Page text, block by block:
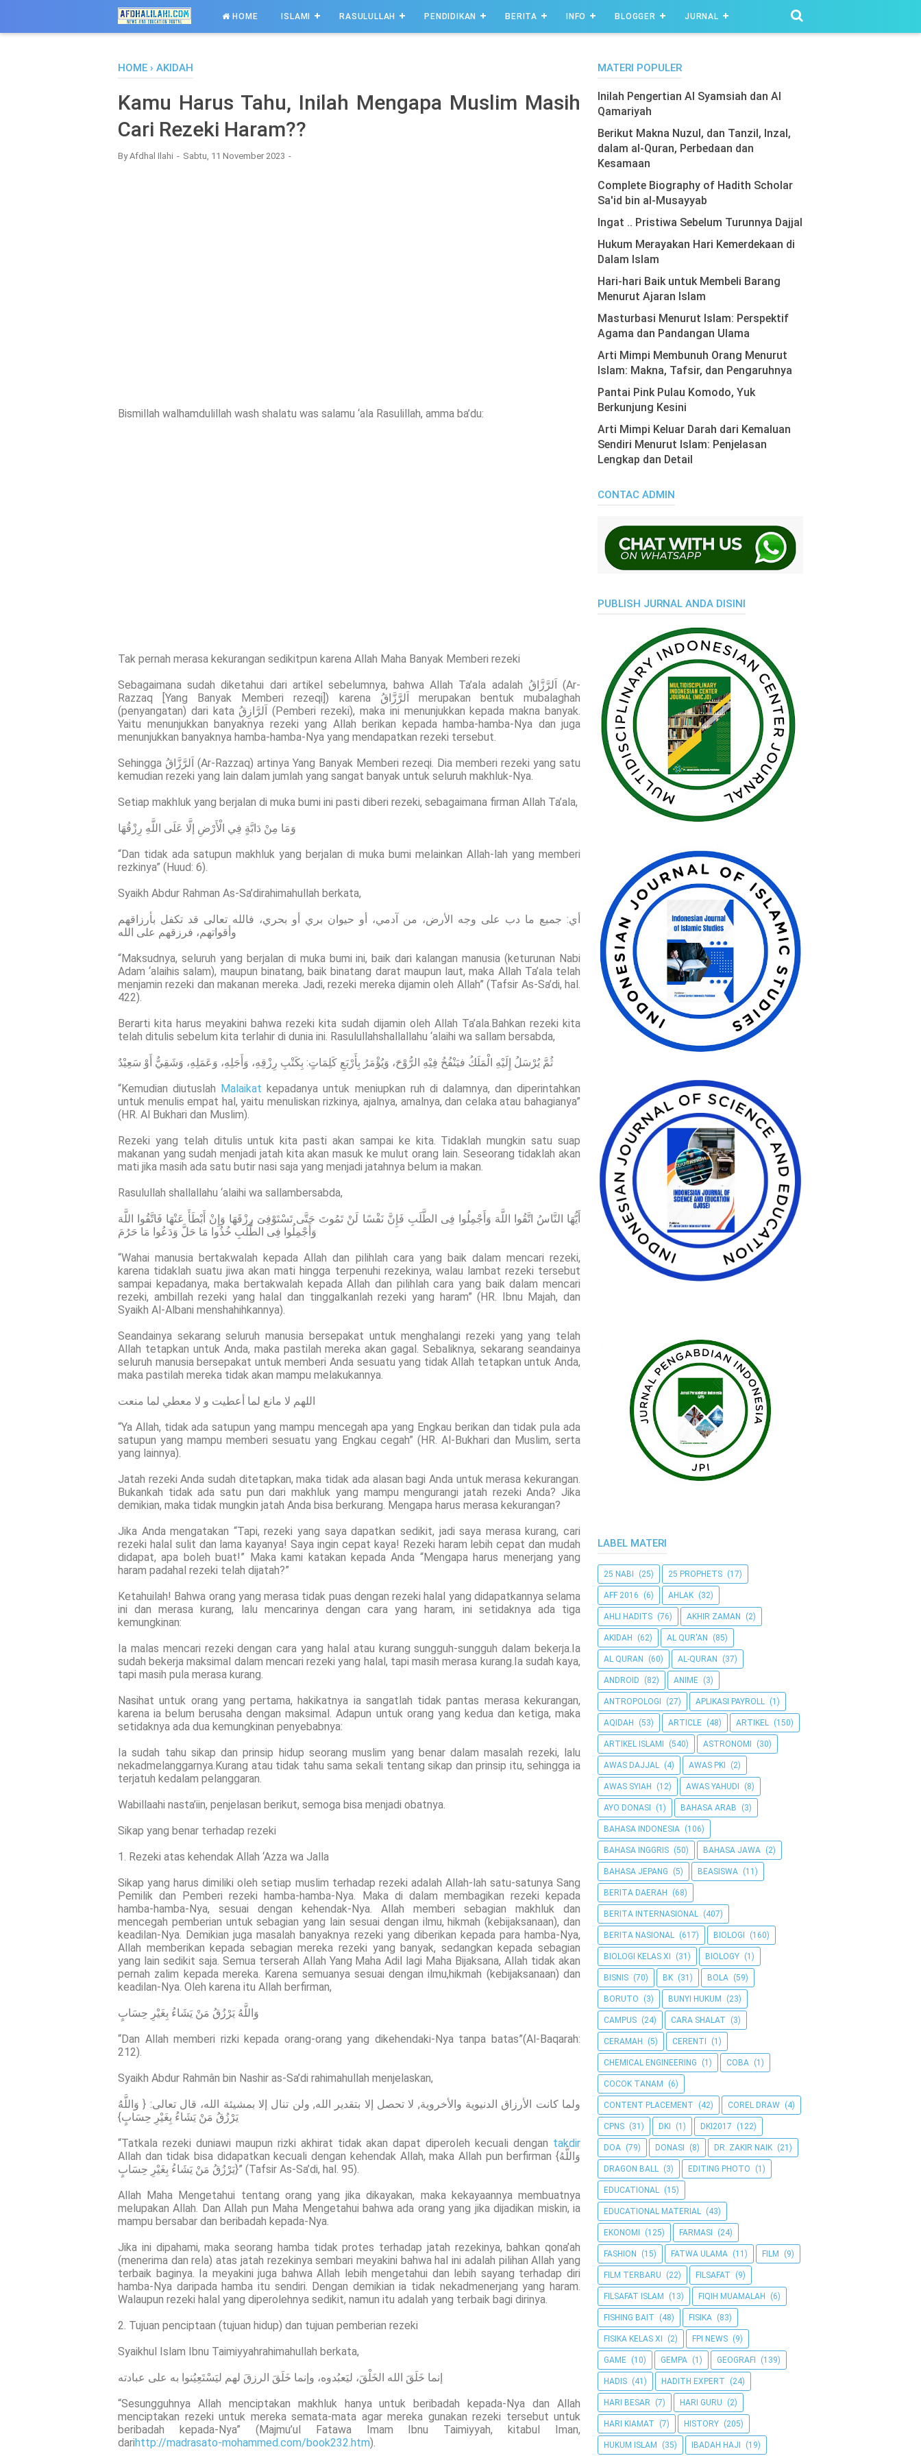
HOME ISLAMI RASULULLAH PENDIDIKAN BERITA INFO BLOGGER JURNAL
HOME › AKIDAH
Kamu Harus Tahu, Inilah Mengapa Muslim Masih
Cari Rezeki Haram??
ByAfdhal Ilahi Sabtu, 11 November 2023
Bismillah walhamdulillah wash shalatu was salamu ‘ala Rasulillah, amma ba’du:
Tak pernah merasa kekurangan sedikitpun karena Allah Maha Banyak Memberi rezeki
Sebagaimana sudah diketahui dari artikel sebelumnya, bahwa Allah Ta’ala adalah اَلرَّزَّاقُ (Ar-
Razzaq [Yang Banyak Memberi rezeqi]) karena اَلرَّزَّاقُ merupakan bentuk mubalaghah
(penyangatan) dari kata اَلرَّازِقُ (Pemberi rezeki), maka ini menunjukkan kepada makna banyak.
Yaitu menunjukkan banyaknya rezeki yang Allah berikan kepada hamba-hamba-Nya dan juga
menunjukkan banyaknya hamba-hamba-Nya yang mendapatkan rezeki tersebut.
Sehingga اَلرَّزَّاقُ (Ar-Razzaq) artinya Yang Banyak Memberi rezeqi. Dia memberi rezeki yang satu
kemudian rezeki yang lain dalam jumlah yang sangat banyak untuk seluruh makhluk-Nya.
Setiap makhluk yang berjalan di muka bumi ini pasti diberi rezeki, sebagaimana firman Allah Ta’ala,
وَمَا مِنْ دَابَّةٍ فِي الْأَرْضِ إلَّا عَلَى اللَّهِ رِزْقُهَا
“Dan tidak ada satupun makhluk yang berjalan di muka bumi melainkan Allah-lah yang memberi
rezkinya” (Huud: 6).
Syaikh Abdur Rahman As-Sa’dirahimahullah berkata,
أي: جميع ما دب على وجه الأرض، من آدمي، أو حيوان بري أو بحري، فالله تعالى قد تكفل بأرزاقهم
وأقواتهم، فرزقهم على الله
“Maksudnya, seluruh yang berjalan di muka bumi ini, baik dari kalangan manusia (keturunan Nabi
Adam ‘alaihis salam), maupun binatang, baik binatang darat maupun laut, maka Allah Ta’ala telah
menjamin rezeki dan makanan mereka. Jadi, rezeki mereka dijamin oleh Allah” (Tafsir As-Sa’di, hal.
422).
Berarti kita harus meyakini bahwa rezeki kita sudah dijamin oleh Allah Ta’ala.Bahkan rezeki kita
telah ditulis sebelum kita terlahir di dunia ini. Rasulullahshallallahu ‘alaihi wa sallam bersabda,
ثُمَّ يُرْسَلُ إِلَيْهِ الْمَلَكُ فيَنْفُخُ فِيْهِ الرُّوْحَ، وَيُؤْمَرُ بِأَرْبَعِ كَلِمَاتٍ: بِكَتْبِ رِزْقِهِ، وَأَجَلِهِ، وَعَمَلِهِ، وَشَقِيٌّ أَوْ سَعِيْدٌ
“Kemudian diutuslah Malaikat kepadanya untuk meniupkan ruh di dalamnya, dan diperintahkan
untuk menulis empat hal, yaitu menuliskan rizkinya, ajalnya, amalnya, dan celaka atau bahagianya”
(HR. Al Bukhari dan Muslim).
Rezeki yang telah ditulis untuk kita pasti akan sampai ke kita. Tidaklah mungkin satu suap
makanan yang sudah menjadi jatah kita akan masuk ke mulut orang lain. Seseorang tidaklah akan
mati jika masih ada satu butir nasi saja yang menjadi jatahnya belum ia makan.
Rasulullah shallallahu ‘alaihi wa sallambersabda,
أَيُّهَا النَّاسُ اتَّقُوا اللَّهَ وَأَجْمِلُوا فِى الطَّلَبِ فَإِنَّ نَفْسًا لَنْ تَمُوتَ حَتَّى تَسْتَوْفِىَ رِزْقَهَا وَإِنْ أَبْطَأَ عَنْهَا فَاتَّقُوا اللَّهَ
وَأَجْمِلُوا فِى الطَّلَبِ خُذُوا مَا حَلَّ وَدَعُوا مَا حَرُمَ
“Wahai manusia bertakwalah kepada Allah dan pilihlah cara yang baik dalam mencari rezeki,
karena tidaklah suatu jiwa akan mati hingga terpenuhi rezekinya, walau lambat rezeki tersebut
sampai kepadanya, maka bertakwalah kepada Allah dan pilihlah cara yang baik dalam mencari
rezeki, ambillah rezeki yang halal dan tinggalkanlah rezeki yang haram” (HR. Ibnu Majah, dan
Syaikh Al-Albani menshahihkannya).
Seandainya sekarang seluruh manusia bersepakat untuk menghalangi rezeki yang yang telah
Allah tetapkan untuk Anda, maka pastilah mereka akan gagal. Sebaliknya, sekarang seandainya
seluruh manusia bersepakat untuk memberi Anda sesuatu yang tidak Allah tetapkan untuk Anda,
maka pastilah mereka tidak akan mampu melakukannya.
اللهم لا مانع لما أعطيت و لا معطي لما منعت
“Ya Allah, tidak ada satupun yang mampu mencegah apa yang Engkau berikan dan tidak pula ada
satupun yang mampu memberi sesuatu yang Engkau cegah” (HR. Al-Bukhari dan Muslim, serta
yang lainnya).
Jatah rezeki Anda sudah ditetapkan, maka tidak ada alasan bagi Anda untuk merasa kekurangan.
Bukankah tidak ada satu pun dari makhluk yang mampu mengurangi jatah rezeki Anda? Jika
demikian, maka tidak mungkin jatah Anda bisa berkurang. Mengapa harus merasa kekurangan?
Jika Anda mengatakan “Tapi, rezeki yang saya dapatkan sedikit, jadi saya merasa kurang, cari
rezeki halal sulit dan lama kayanya! Saya ingin cepat kaya! Rezeki haram lebih cepat dan mudah
didapat, apa boleh buat!” Maka kami katakan kepada Anda “Mengapa harus menerjang yang
haram padahal rezeki telah dijatah?”
Ketahuilah! Bahwa orang yang merasa tidak puas dengan rezeki halal yang didapatkannya selama
ini dan merasa kurang, lalu mencarinya dengan cara yang haram, ini setidaknya ada tiga
kemungkinan:
Ia malas mencari rezeki dengan cara yang halal atau kurang sungguh-sungguh dalam bekerja.Ia
sudah bekerja maksimal dalam mencari rezeki yang halal, tapi masih merasa kurang.Ia sudah kaya,
tapi masih pula merasa kurang.
Nasihat untuk orang yang pertama, hakikatnya ia sangatlah tidak pantas merasa kekurangan,
karena ia belum berusaha dengan maksimal. Adapun untuk orang yang kedua dan ketiga, maka
setidaknya ada dua kemungkinan penyebabnya:
Ia sudah tahu sikap dan prinsip hidup seorang muslim yang benar dalam masalah rezeki, lalu
nekadmelanggarnya.Kurang atau tidak tahu sama sekali tentang sikap dan prinsip itu, sehingga ia
terjatuh kedalam pelanggaran.
Wabillaahi nasta’iin, penjelasan berikut, semoga bisa menjadi obatnya.
Sikap yang benar terhadap rezeki
1. Rezeki atas kehendak Allah ‘Azza wa Jalla
Sikap yang harus dimiliki oleh setiap muslim terhadap rezeki adalah Allah-lah satu-satunya Sang
Pemilik dan Pemberi rezeki hamba-hamba-Nya. Maka di dalam membagikan rezeki kepada
hamba-hamba-Nya, sesuai dengan kehendak-Nya. Allah memberi sebagian makhluk dan
mencegah pemberian untuk sebagian yang lain sesuai dengan ilmu, hikmah (kebijaksanaan), dan
keadilan-Nya. Demikian juga masalah banyaknya rezeki yang diberikan kepada para hamba-Nya,
Allah memberikan kepada sebagian mereka rezeki yang banyak, sedangkan kepada sebagian
yang lain sedikit saja. Semua terserah Allah Yang Maha Adil lagi Maha Bijaksana, Allah tidak akan
pernah zalim kepada mereka. Karena semuanya sesuai dengan ilmu,hikmah (kebijaksanaan) dan
keadilan-Nya. Oleh karena itu Allah berfirman,
وَاللَّهُ يَرْزُقُ مَنْ يَشَاءُ بِغَيْرِ حِسَابٍ
“Dan Allah memberi rizki kepada orang-orang yang dikehendaki-Nya tanpa batas”(Al-Baqarah:
212).
Syaikh Abdur Rahmân bin Nashir as-Sa’di rahimahullah menjelaskan,
ولما كانت الأرزاق الدنيوية والأخروية, لا تحصل إلا بتقدير الله, ولن تنال إلا بمشيئة الله، قال تعالى: { وَاللَّهُ
يَرْزُقُ مَنْ يَشَاءُ بِغَيْرِ حِسَابٍ}
“Tatkala rezeki duniawi maupun rizki akhirat tidak akan dapat diperoleh kecuali dengan takdir
Allah dan tidak bisa didapatkan kecuali dengan kehendak Allah, maka Allah pun berfirman {وَاللَّهُ
يَرْزُقُ مَنْ يَشَاءُ بِغَيْرِ حِسَابٍ}” (Tafsir As-Sa’di, hal. 95).
Allah Maha Mengetahui tentang orang yang jika dikayakan, maka kekayaannya membuatnya
melupakan Allah. Dan Allah pun Maha Mengetahui bahwa ada orang yang jika dijadikan miskin, ia
mampu bersabar dan beribadah kepada-Nya.
Jika ini dipahami, maka seorang hamba tidak protes terhadap jatah rezekinya, bahkan qona’ah
(menerima dan rela) atas jatah rezekinya sembari meyakini bahwa hal ini adalah pilihan Allah yang
terbaik baginya. Ia meyakini juga bahwa Allah lebih mengetahui dan lebih sayang terhadap diri
hamba-Nya daripada hamba itu sendiri. Dengan demikian ia tidak nekadmenerjang yang haram.
Walaupun rezeki halal yang diperolehnya sedikit, namun itu adalah yang terbaik bagi dirinya.
2. Tujuan penciptaan (tujuan hidup) dan tujuan pemberian rezeki
Syaikhul Islam Ibnu Taimiyyahrahimahullah berkata,
إنما خَلَقَ الله الخَلْقَ، ليَعبُدوه، وإنما خَلَقَ الرزقَ لهم ليَسْتَعِيُنوا به على عبادته
“Sesungguhnya Allah menciptakan makhluk hanya untuk beribadah kepada-Nya dan Allah
menciptakan rezeki untuk mereka semata-mata agar mereka gunakan rezeki tersebut untuk
beribadah kepada-Nya” (Majmu’ul Fatawa Imam Ibnu Taimiyyah, kitabul Iman,
darihttp://madrasato-mohammed.com/book232.htm).
MATERI POPULER
Inilah Pengertian Al Syamsiah dan Al
Qamariyah
Berikut Makna Nuzul, dan Tanzil, Inzal,
dalam al-Quran, Perbedaan dan
Kesamaan
Complete Biography of Hadith Scholar
Sa'id bin al-Musayyab
Ingat .. Pristiwa Sebelum Turunnya Dajjal
Hukum Merayakan Hari Kemerdekaan di
Dalam Islam
Hari-hari Baik untuk Membeli Barang
Menurut Ajaran Islam
Masturbasi Menurut Islam: Perspektif
Agama dan Pandangan Ulama
Arti Mimpi Membunuh Orang Menurut
Islam: Makna, Tafsir, dan Pengaruhnya
Pantai Pink Pulau Komodo, Yuk
Berkunjung Kesini
Arti Mimpi Keluar Darah dari Kemaluan
Sendiri Menurut Islam: Penjelasan
Lengkap dan Detail
CONTAC ADMIN
PUBLISH JURNAL ANDA DISINI
LABEL MATERI
25 NABI (25) 25 PROPHETS (17)
AFF 2016 (6) AHLAK (32)
AHLI HADITS (76) AKHIR ZAMAN (2)
AKIDAH (62) AL QUR'AN (85)
AL QURAN (60) AL-QURAN (37)
ANDROID (82) ANIME (3)
ANTROPOLOGI (27) APLIKASI PAYROLL (1)
AQIDAH (53) ARTICLE (48) ARTIKEL (150)
ARTIKEL ISLAMI (540) ASTRONOMI (30)
AWAS DAJJAL (4) AWAS PKI (2)
AWAS SYIAH (12) AWAS YAHUDI (8)
AYO DONASI (1) BAHASA ARAB (3)
BAHASA INDONESIA (106)
BAHASA INGGRIS (50) BAHASA JAWA (2)
BAHASA JEPANG (5) BEASISWA (11)
BERITA DAERAH (68)
BERITA INTERNASIONAL (407)
BERITA NASIONAL (617) BIOLOGI (160)
BIOLOGI KELAS XI (31) BIOLOGY (1)
BISNIS (70) BK (31) BOLA (59)
BORUTO (3) BUNYI HUKUM (23)
CAMPUS (24) CARA SHALAT (3)
CERAMAH (5) CERENTI (1)
CHEMICAL ENGINEERING (1) COBA (1)
COCOK TANAM (6)
CONTENT PLACEMENT (42) COREL DRAW (4)
CPNS (31) DKI (1) DKI2017 (122)
DOA (79) DONASI (8) DR. ZAKIR NAIK (21)
DRAGON BALL (3) EDITING PHOTO (1)
EDUCATIONAL (15)
EDUCATIONAL MATERIAL (43)
EKONOMI (125) FARMASI (24)
FASHION (15) FATWA ULAMA (11) FILM (9)
FILM TERBARU (22) FILSAFAT (9)
FILSAFAT ISLAM (13) FIQIH MUAMALAH (6)
FISHING BAIT (48) FISIKA (83)
FISIKA KELAS XI (2) FPI NEWS (9)
GAME (10) GEMPA (1) GEOGRAFI (139)
HADIS (41) HADITH EXPERT (24)
HARI BESAR (7) HARI GURU (2)
HARI KIAMAT (7) HISTORY (205)
HUKUM ISLAM (35) IBADAH HAJI (19)